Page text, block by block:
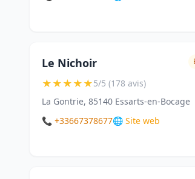
Le Nichoir
★★★★★5/5 (178 avis)
La Gontrie, 85140 Essarts-en-Bocage
📞 +33667378677🌐 Site web